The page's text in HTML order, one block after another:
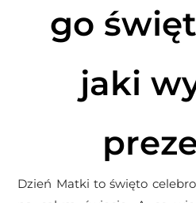
go
jaki
Dzień Matki to święto